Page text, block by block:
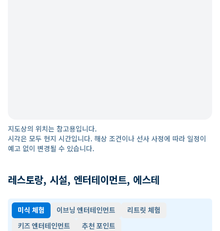
지도상의 위치는 참고용입니다.
시각은 모두 현지 시간입니다. 해상 조건이나 선사 사정에 따라 일정이
예고 없이 변경될 수 있습니다.
레스토랑, 시설, 엔터테이먼트, 에스테
미식 체험 이브닝 엔터테인먼트
리트릿 체험
키즈 엔터테인먼트
추천 포인트